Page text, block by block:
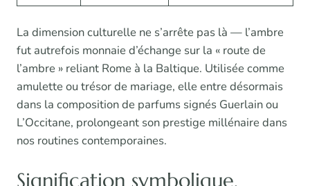
La dimension culturelle ne s’arrête pas là — l’ambre
fut autrefois monnaie d’échange sur la « route de
l’ambre » reliant Rome à la Baltique. Utilisée comme
amulette ou trésor de mariage, elle entre désormais
dans la composition de parfums signés Guerlain ou
L’Occitane, prolongeant son prestige millénaire dans
nos routines contemporaines.
Signification symbolique,